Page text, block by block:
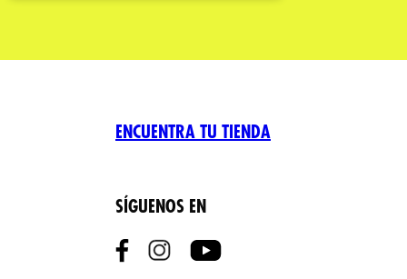
ENCUENTRA TU TIENDA
SÍGUENOS EN